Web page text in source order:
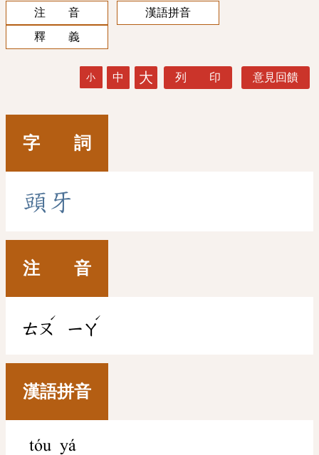
注 音
漢語拼音
釋 義
小 中 大 列 印 意見回饋
字 詞
頭 牙
注 音
ㄊㄡ
ˊ
ㄧㄚ
ˊ
漢語拼音
tóu yá